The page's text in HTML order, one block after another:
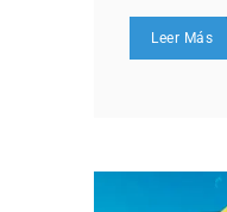
Leer Más